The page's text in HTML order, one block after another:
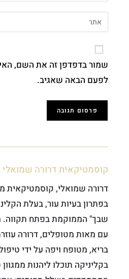
שמור בדפדפן זה את השם,
לפעם הבאה שאגיב.
קוסמטיקאית דרורה שמואלי
דרורה שמואלי, קוסמטיקאית
בפתרון בעיות עור, בעלת
שבך" הממוקמת בפתח תקווה.
עם מאות מטופלים, דרורה
בריא, מטופח ויפה על ידי
בקליניקה תוכלו ליהנות